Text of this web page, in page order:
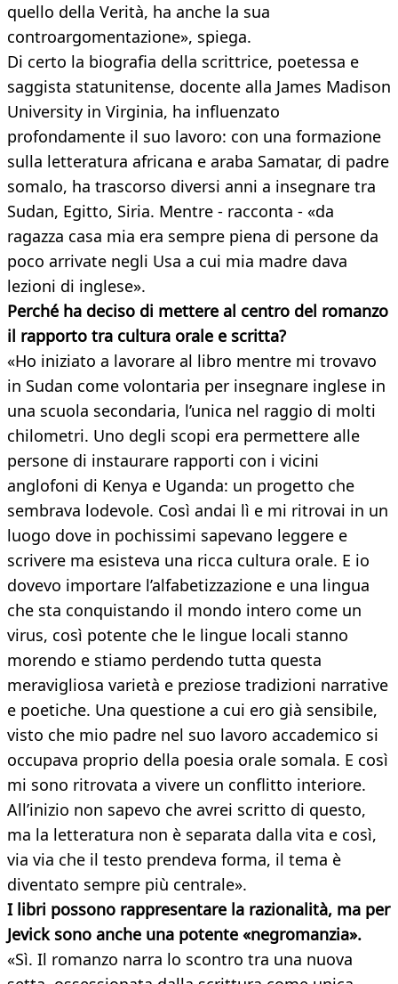
quello della Verità, ha anche la sua
controargomentazione», spiega.
Di certo la biografia della scrittrice, poetessa e
saggista statunitense, docente alla James Madison
University in Virginia, ha influenzato
profondamente il suo lavoro: con una formazione
sulla letteratura africana e araba Samatar, di padre
somalo, ha trascorso diversi anni a insegnare tra
Sudan, Egitto, Siria. Mentre - racconta - «da
ragazza casa mia era sempre piena di persone da
poco arrivate negli Usa a cui mia madre dava
lezioni di inglese».
Perché ha deciso di mettere al centro del romanzo
il rapporto tra cultura orale e scritta?
«Ho iniziato a lavorare al libro mentre mi trovavo
in Sudan come volontaria per insegnare inglese in
una scuola secondaria, l’unica nel raggio di molti
chilometri. Uno degli scopi era permettere alle
persone di instaurare rapporti con i vicini
anglofoni di Kenya e Uganda: un progetto che
sembrava lodevole. Così andai lì e mi ritrovai in un
luogo dove in pochissimi sapevano leggere e
scrivere ma esisteva una ricca cultura orale. E io
dovevo importare l’alfabetizzazione e una lingua
che sta conquistando il mondo intero come un
virus, così potente che le lingue locali stanno
morendo e stiamo perdendo tutta questa
meravigliosa varietà e preziose tradizioni narrative
e poetiche. Una questione a cui ero già sensibile,
visto che mio padre nel suo lavoro accademico si
occupava proprio della poesia orale somala. E così
mi sono ritrovata a vivere un conflitto interiore.
All’inizio non sapevo che avrei scritto di questo,
ma la letteratura non è separata dalla vita e così,
via via che il testo prendeva forma, il tema è
diventato sempre più centrale».
I libri possono rappresentare la razionalità, ma per
Jevick sono anche una potente «negromanzia».
«Sì. Il romanzo narra lo scontro tra una nuova